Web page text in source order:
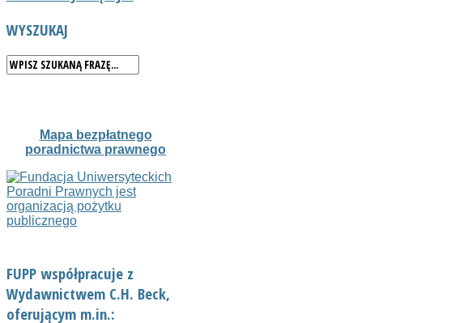
WYSZUKAJ
Mapa bezpłatnego
poradnictwa prawnego
FUPP współpracuje z
Wydawnictwem C.H. Beck,
oferującym m.in.: